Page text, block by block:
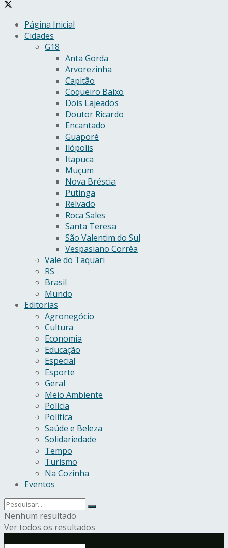
Página Inicial
Cidades
G18
Anta Gorda
Arvorezinha
Capitão
Coqueiro Baixo
Dois Lajeados
Doutor Ricardo
Encantado
Guaporé
Ilópolis
Itapuca
Muçum
Nova Bréscia
Putinga
Relvado
Roca Sales
Santa Teresa
São Valentim do Sul
Vespasiano Corrêa
Vale do Taquari
RS
Brasil
Mundo
Editorias
Agronegócio
Cultura
Economia
Educação
Especial
Esporte
Geral
Meio Ambiente
Polícia
Política
Saúde e Beleza
Solidariedade
Tempo
Turismo
Na Cozinha
Eventos
Nenhum resultado
Ver todos os resultados